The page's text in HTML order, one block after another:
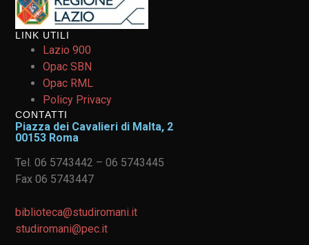
LINK UTILI
Lazio 900
Opac SBN
Opac RML
Policy Privacy
CONTATTI
Piazza dei Cavalieri di Malta, 2
00153 Roma
Tel. 06 5743442 – 06 5743445
Fax 06 5743447
biblioteca@studiromani.it
studiromani@pec.it